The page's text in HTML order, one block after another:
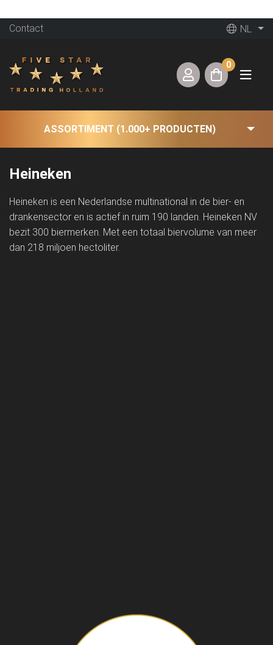
Contact NL
0
ASSORTIMENT (1.000+ PRODUCTEN)
Heineken
Heineken is een Nederlandse multinational in de bier- en
drankensector en is actief in ruim 190 landen. Heineken NV
bezit 300 biermerken. Met een totaal biervolume van meer
dan 218 miljoen hectoliter.